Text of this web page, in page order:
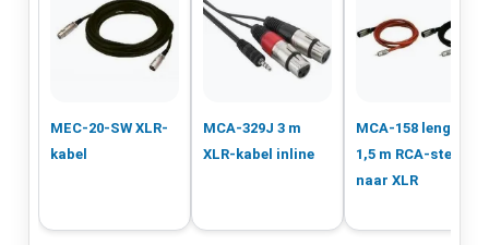
MEC-20-SW XLR-
kabel
MCA-329J 3 m
XLR-kabel inline
MCA-158 lengte:
1,5 m RCA-stekker
naar XLR